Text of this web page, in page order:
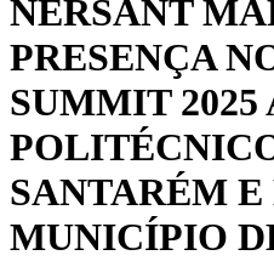
NERSANT
PRESENÇA
SUMMIT 2025
SANTARÉM E
MUNICÍPIO